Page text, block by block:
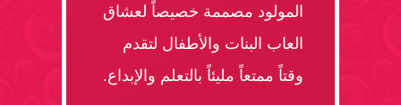
المولود مصممة خصيصاً لعشاق
العاب البنات والأطفال لتقدم
وقتاً ممتعاً مليئاً بالتعلم والإبداع.